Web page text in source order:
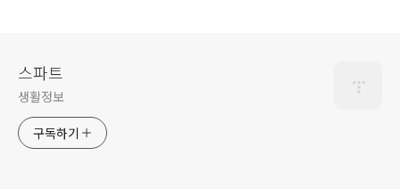
스파트
생활정보
구독하기